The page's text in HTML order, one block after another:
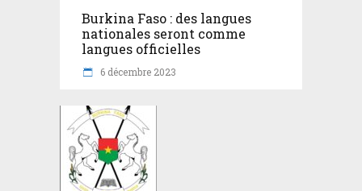
Burkina Faso : des langues
nationales seront comme
langues officielles
6 décembre 2023